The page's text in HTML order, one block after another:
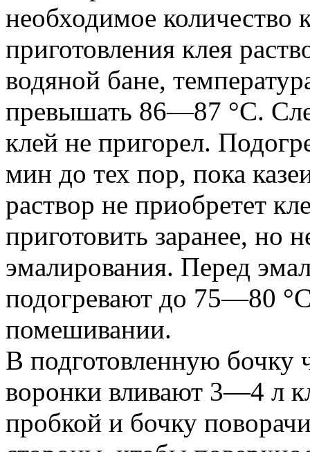
необходимое количество
приготовления клея
водяной бане,
превышать 86—87 °С.
клей не пригорел.
мин до тех пор, пока
раствор не приобретет
приготовить заранее, но
эмалирования. Перед
подогревают до 75—80
помешивании.
В подготовленную бочку
воронки вливают 3—4 л
пробкой и бочку